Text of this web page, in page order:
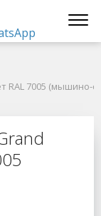
RAL 7005 (мышино-
RAL 7005 (мышино-